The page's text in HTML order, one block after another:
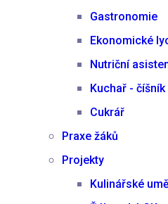
Gastronomie
Ekonomické
Nutriční
Kuchař - číšník
Cukrář
Praxe žáků
Projekty
Kulinářské